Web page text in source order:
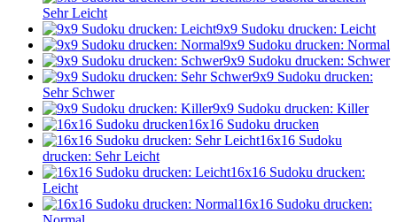
Sehr Leicht
9x9 Sudoku drucken: Leicht
9x9 Sudoku drucken: Normal
9x9 Sudoku drucken: Schwer
9x9 Sudoku drucken:
Sehr Schwer
9x9 Sudoku drucken: Killer
16x16 Sudoku drucken
16x16 Sudoku
drucken: Sehr Leicht
16x16 Sudoku drucken:
Leicht
16x16 Sudoku drucken: